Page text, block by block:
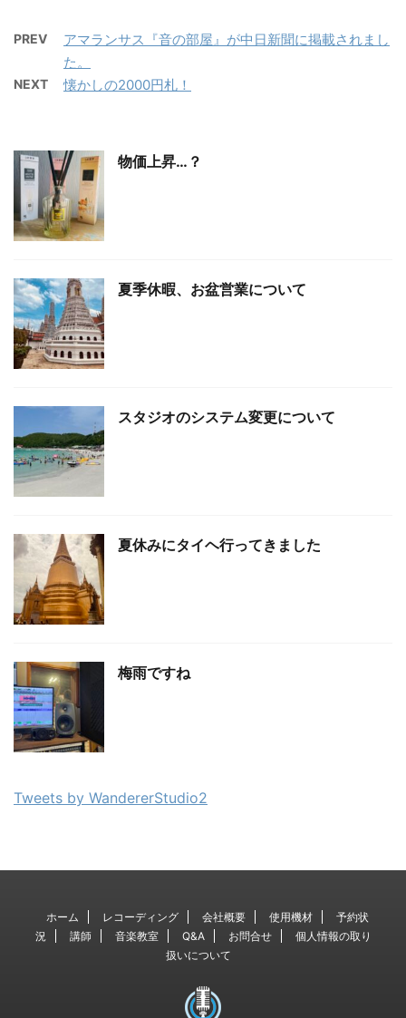
PREV
アマランサス『音の部屋』が中日新聞に掲載されまし
た。
NEXT 懐かしの2000円札！
物価上昇…？
夏季休暇、お盆営業について
スタジオのシステム変更について
夏休みにタイヘ行ってきました
梅雨ですね
Tweets by WandererStudio2
ホーム レコーディング 会社概要 使用機材
予約状
況
講師 音楽教室 Q&A お問合せ
個人情報の取り
扱いについて